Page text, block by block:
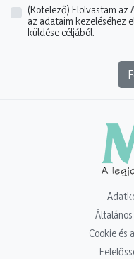
(Kötelező) Elolvastam az
az adataim kezeléséhez
küldése céljából.
Cookie és